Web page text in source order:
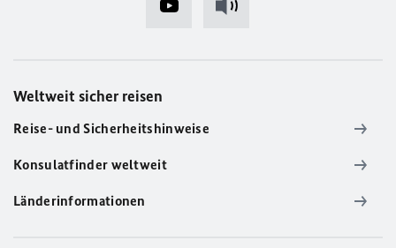
Weltweit sicher reisen
Reise- und Sicherheitshinweise
Konsulatfinder weltweit
Länderinformationen